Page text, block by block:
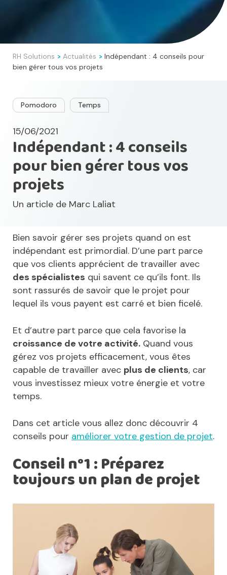
RH Solutions > Actualités > Indépendant : 4 conseils pour
bien gérer tous vos projets
Pomodoro Temps
15/06/2021
Indépendant : 4 conseils
pour bien gérer tous vos
projets
Un article de Marc Laliat
Bien savoir gérer ses projets quand on est
indépendant est primordial. D’une part parce
que vos clients apprécient de travailler avec
des spécialistes qui savent ce qu’ils font. Ils
sont rassurés de savoir que le projet pour
lequel ils vous payent est carré et bien ficelé.
Et d’autre part parce que cela favorise la
croissance de votre activité. Quand vous
gérez vos projets efficacement, vous êtes
capable de travailler avec plus de clients, car
vous investissez mieux votre énergie et votre
temps.
Dans cet article vous allez donc découvrir 4
conseils pour améliorer votre gestion de projet.
Conseil n°1 : Préparez
toujours un plan de projet